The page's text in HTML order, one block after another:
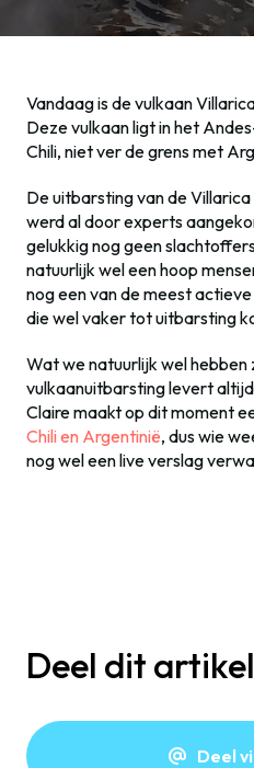
Vandaag is de vulkaan
Deze vulkaan ligt in het
Chili, niet ver de grens met
De uitbarsting van de
werd al door experts
gelukkig nog geen
natuurlijk wel een hoop
nog een van de meest
die wel vaker tot uitbarsting
Wat we natuurlijk wel hebben
vulkaanuitbarsting levert
Claire maakt op dit moment
Chili en Argentinië, dus wie
nog wel een live verslag
Deel dit artikel
Deel